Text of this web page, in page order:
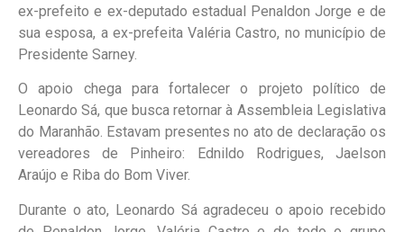
ex-prefeito e ex-deputado estadual Penaldon Jorge e de
sua esposa, a ex-prefeita Valéria Castro, no município de
Presidente Sarney.
O apoio chega para fortalecer o projeto político de
Leonardo Sá, que busca retornar à Assembleia Legislativa
do Maranhão. Estavam presentes no ato de declaração os
vereadores de Pinheiro: Ednildo Rodrigues, Jaelson
Araújo e Riba do Bom Viver.
Durante o ato, Leonardo Sá agradeceu o apoio recebido